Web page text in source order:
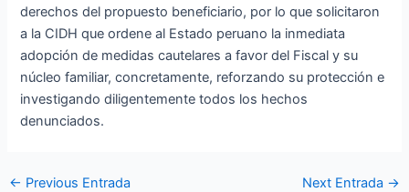
derechos del propuesto beneficiario, por lo que solicitaron
a la CIDH que ordene al Estado peruano la inmediata
adopción de medidas cautelares a favor del Fiscal y su
núcleo familiar, concretamente, reforzando su protección e
investigando diligentemente todos los hechos
denunciados.
← Previous Entrada Next Entrada →